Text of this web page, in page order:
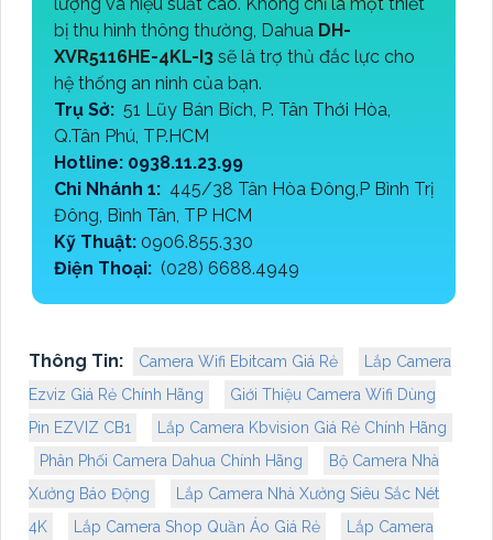
bị thu hình thông thường, Dahua DH-
XVR5116HE-4KL-I3 sẽ là trợ thủ đắc lực cho
hệ thống an ninh của bạn.
Trụ Sở: 51 Lũy Bán Bích, P. Tân Thới Hòa,
Q.Tân Phú, TP.HCM
Hotline: 0938.11.23.99
Chi Nhánh 1: 445/38 Tân Hòa Đông,P Bình Trị
Đông, Bình Tân, TP HCM
Kỹ Thuật: 0906.855.330
Điện Thoại: (028) 6688.4949
Thông Tin: Camera Wifi Ebitcam Giá Rẻ
Lắp Camera
Ezviz Giá Rẻ Chính Hãng
Giới Thiệu Camera Wifi Dùng
Pin EZVIZ CB1
Lắp Camera Kbvision Giá Rẻ Chính Hãng
Phân Phối Camera Dahua Chính Hãng
Bộ Camera Nhà
Xưởng Báo Động
Lắp Camera Nhà Xưởng Siêu Sắc Nét
4K
Lắp Camera Shop Quần Áo Giá Rẻ
Lắp Camera